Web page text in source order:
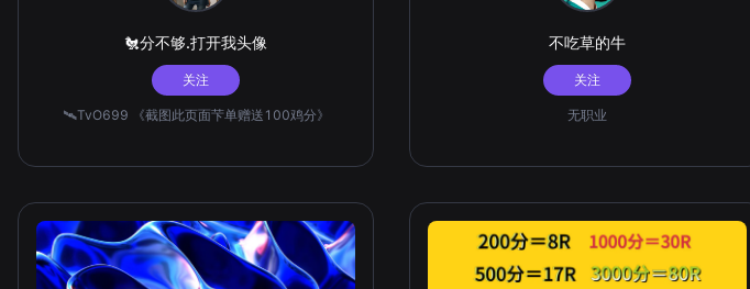
🐔分不够.打开我头像
关注
🛰️TvO699 《截图此页面芐单赠送100鸡分》
不吃草的牛
关注
无职业